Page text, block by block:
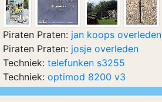
Piraten Praten: jan koops overleden
Piraten Praten: josje overleden
Techniek: telefunken s3255
Techniek: optimod 8200 v3